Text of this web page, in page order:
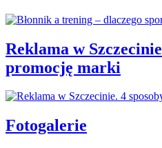
Reklama w
promocję marki
Fotogalerie